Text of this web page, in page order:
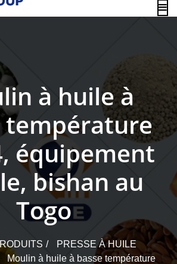
à huile à
température
équipement
bishan au
Togo
PRESSE À HUILE
Moulin à huile à basse température